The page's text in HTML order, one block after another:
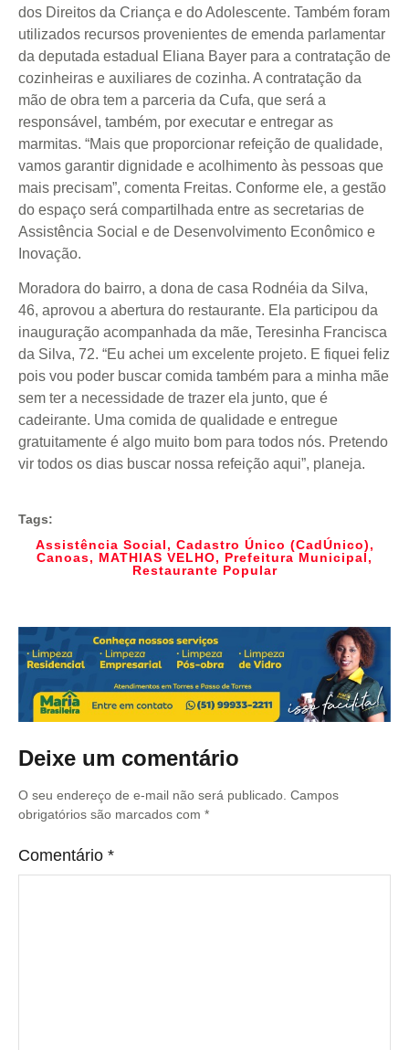
dos Direitos da Criança e do Adolescente. Também foram
utilizados recursos provenientes de emenda parlamentar
da deputada estadual Eliana Bayer para a contratação de
cozinheiras e auxiliares de cozinha. A contratação da
mão de obra tem a parceria da Cufa, que será a
responsável, também, por executar e entregar as
marmitas. “Mais que proporcionar refeição de qualidade,
vamos garantir dignidade e acolhimento às pessoas que
mais precisam”, comenta Freitas. Conforme ele, a gestão
do espaço será compartilhada entre as secretarias de
Assistência Social e de Desenvolvimento Econômico e
Inovação.
Moradora do bairro, a dona de casa Rodnéia da Silva,
46, aprovou a abertura do restaurante. Ela participou da
inauguração acompanhada da mãe, Teresinha Francisca
da Silva, 72. “Eu achei um excelente projeto. E fiquei feliz
pois vou poder buscar comida também para a minha mãe
sem ter a necessidade de trazer ela junto, que é
cadeirante. Uma comida de qualidade e entregue
gratuitamente é algo muito bom para todos nós. Pretendo
vir todos os dias buscar nossa refeição aqui”, planeja.
Tags:
Assistência Social, Cadastro Único (CadÚnico),
Canoas, MATHIAS VELHO, Prefeitura Municipal,
Restaurante Popular
Deixe um comentário
O seu endereço de e-mail não será publicado. Campos
obrigatórios são marcados com *
Comentário *